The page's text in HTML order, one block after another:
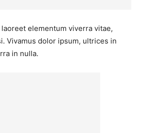
elementum viverra vitae,
Vivamus dolor ipsum, ultrices in
in nulla.